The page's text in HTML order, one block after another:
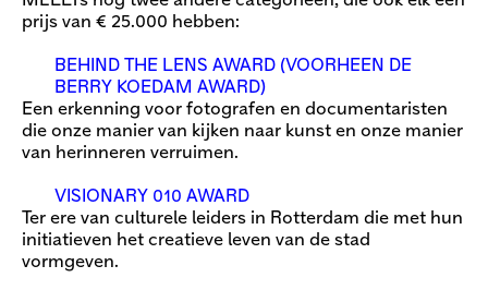
prijs van € 25.000 hebben:
BEHIND THE LENS AWARD (VOORHEEN DE
BERRY KOEDAM AWARD)
Een erkenning voor fotografen en documentaristen
die onze manier van kijken naar kunst en onze manier
van herinneren verruimen.
VISIONARY 010 AWARD
Ter ere van culturele leiders in Rotterdam die met hun
initiatieven het creatieve leven van de stad
vormgeven.